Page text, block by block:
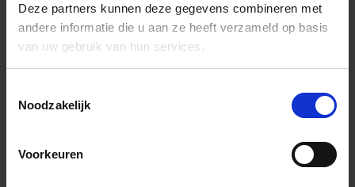
Deze partners kunnen deze gegevens combineren met
andere informatie die u aan ze heeft verzameld op basis
van uw gebruik van hun services.
Noodzakelijk
Voorkeuren